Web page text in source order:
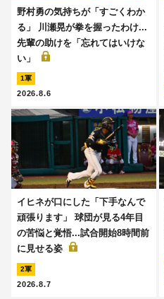
野村勇の気持ちが「すごくわか
る」 川瀬晃が拳を握ったわけ...
先輩の助けを「忘れてはいけな
い」
1軍
2026.8.6
イヒネが口にした「下手なんで
頑張ります」 球団が見る4年目
の苦悩と覚悟...試合開始8時間前
に見せる姿
2軍
2026.8.7